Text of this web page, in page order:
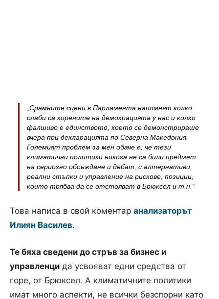
„Срамните сцени в Парламента напомнят колко
слаби са корените на демокрацията у нас и колко
фалшиво е единството, което се демонстрираше
вчера при декларацията по Северна Македония.
Големият проблем за мен обаче е, че тези
климатични политики никога не са били предмет
на сериозно обсъждане и дебат, с алтернативи,
реални стъпки и управление на рискове, позиции,
които трябва да се отстояват в Брюксел и т.н.“
Това написа в свой коментар анализаторът
Илиян Василев.
Те бяха сведени до стръв за бизнес и
управленци да усвояват едни средства от
горе, от Брюксел. А климатичните политики
имат много аспекти, не всички безспорни като